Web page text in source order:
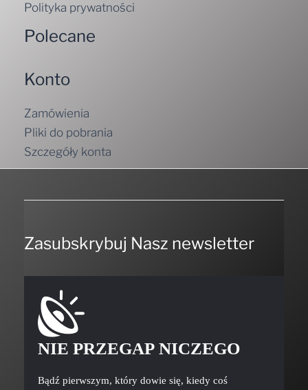
Polityka prywatności
Polecane
Konto
Zamówienia
Pliki do pobrania
Szczegóły konta
Zasubskrybuj Nasz newsletter
NIE PRZEGAP NICZEGO
Bądź pierwszym, który dowie się, kiedy coś